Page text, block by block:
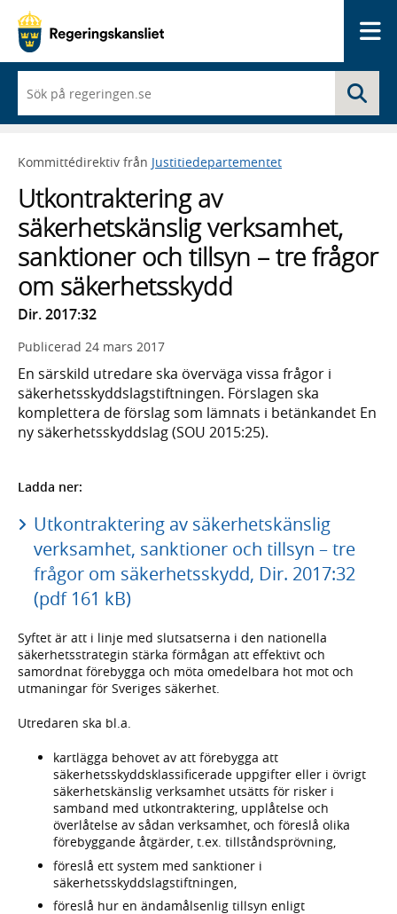
du
börjar
skriva
framträder
lista
med
sökförslag
Kommittédirektiv från Justitiedepartementet
Utkontraktering av
säkerhetskänslig verksamhet,
sanktioner och tillsyn – tre frågor
om säkerhetsskydd
Dir. 2017:32
Publicerad 24 mars 2017
En särskild utredare ska överväga vissa frågor i
säkerhetsskyddslagstiftningen. Förslagen ska
komplettera de förslag som lämnats i betänkandet En
ny säkerhetsskyddslag (SOU 2015:25).
Ladda ner:
Utkontraktering av säkerhetskänslig
verksamhet, sanktioner och tillsyn – tre
frågor om säkerhetsskydd, Dir. 2017:32
(pdf 161 kB)
Syftet är att i linje med slutsatserna i den nationella
säkerhetsstrategin stärka förmågan att effektivt och
samordnat förebygga och möta omedelbara hot mot och
utmaningar för Sveriges säkerhet.
Utredaren ska bl.a.
kartlägga behovet av att förebygga att
säkerhetsskyddsklassificerade uppgifter eller i övrigt
säkerhetskänslig verksamhet utsätts för risker i
samband med utkontraktering, upplåtelse och
överlåtelse av sådan verksamhet, och föreslå olika
förebyggande åtgärder, t.ex. tillståndsprövning,
föreslå ett system med sanktioner i
säkerhetsskyddslagstiftningen,
föreslå hur en ändamålsenlig tillsyn enligt